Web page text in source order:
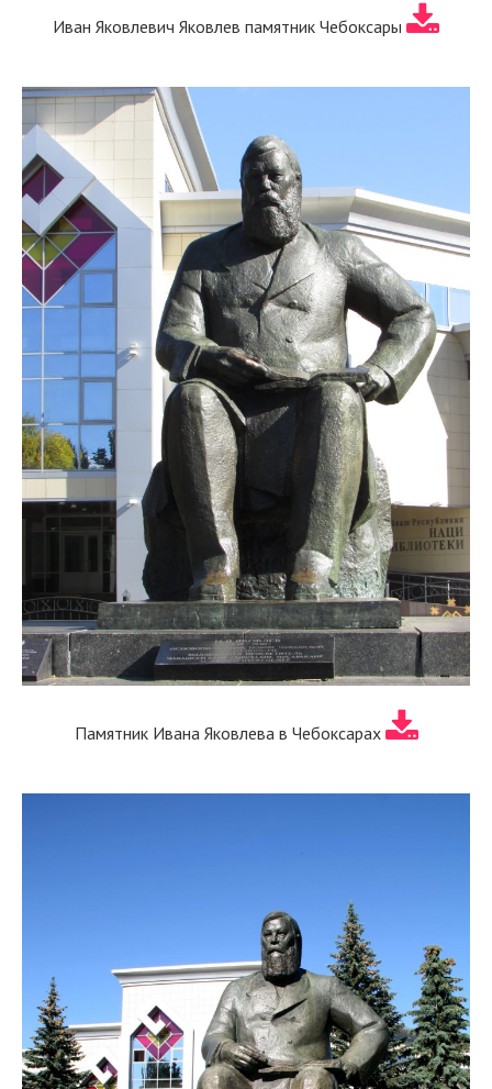
Иван Яковлевич Яковлев памятник Чебоксары
Памятник Ивана Яковлева в Чебоксарах